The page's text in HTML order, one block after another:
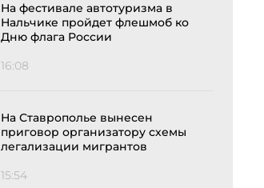
На фестивале автотуризма в
Нальчике пройдет флешмоб ко
Дню флага России
16:08
На Ставрополье вынесен
приговор организатору схемы
легализации мигрантов
15:54